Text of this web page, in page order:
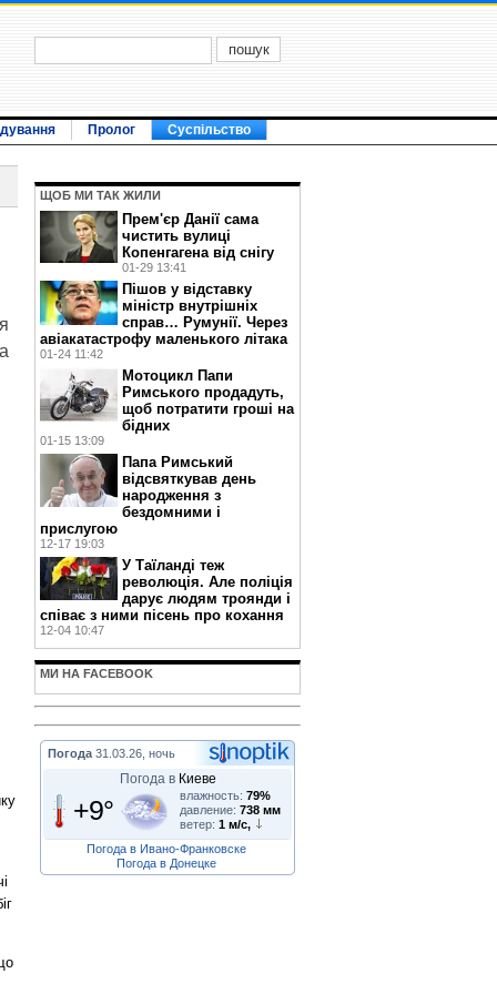
Пролог Суспільство
ЩОБ МИ ТАК ЖИЛИ
Прем'єр Данії сама
чистить вулиці
Копенгагена від снігу
01-29 13:41
Пішов у відставку
міністр внутрішніх
справ… Румунії. Через
авіакатастрофу маленького літака
01-24 11:42
Мотоцикл Папи
Римського продадуть,
щоб потратити гроші на
бідних
01-15 13:09
Папа Римський
відсвяткував день
народження з
бездомними і
прислугою
12-17 19:03
У Таїланді теж
революція. Але поліція
дарує людям троянди і
співає з ними пісень про кохання
12-04 10:47
МИ НА FACEBOOK
Погода 31.03.26, ночь
Погода в Киеве
+9° влажность: 79%
давление: 738 мм
ветер: 1 м/с,
Погода в Ивано-Франковске
Погода в Донецке